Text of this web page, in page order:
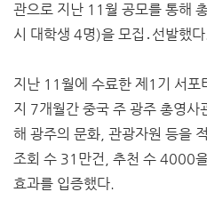
관으로 지난 11월 공모를 통해
시 대학생 4명)을 모집․선발했
지난 11월에 수료한 제1기 서
지 7개월간 중국 주 광주 총영사
해 광주의 문화, 관광자원 등을
조회 수 31만건, 추천 수 4000
효과를 입증했다.